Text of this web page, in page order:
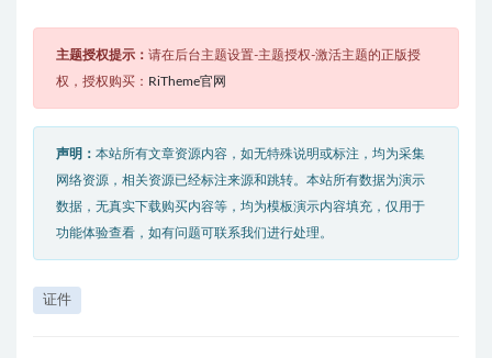
主题授权提示： 请在后台主题设置-主题授权-激活主题的正版授
权，授权购买： RiTheme官网
声明： 本站所有文章资源内容，如无特殊说明或标注，均为采集
网络资源，相关资源已经标注来源和跳转。本站所有数据为演示
数据，无真实下载购买内容等，均为模板演示内容填充，仅用于
功能体验查看，如有问题可联系我们进行处理。
证件